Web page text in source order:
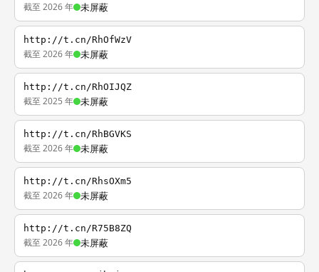
截至 2026 年 未屏蔽
http://t.cn/RhOfWzV
截至 2026 年 未屏蔽
http://t.cn/RhOIJQZ
截至 2025 年 未屏蔽
http://t.cn/RhBGVKS
截至 2026 年 未屏蔽
http://t.cn/RhsOXm5
截至 2026 年 未屏蔽
http://t.cn/R75B8ZQ
截至 2026 年 未屏蔽